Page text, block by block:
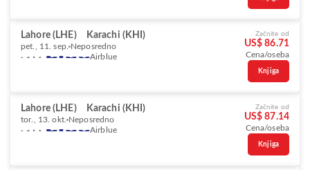
Lahore (LHE) Karachi (KHI)
pet., 11. sep. Neposredno
Airblue
Začnite od
US$ 86.71
Cena/oseba
Knjiga
Lahore (LHE) Karachi (KHI)
tor., 13. okt. Neposredno
Airblue
Začnite od
US$ 87.14
Cena/oseba
Knjiga